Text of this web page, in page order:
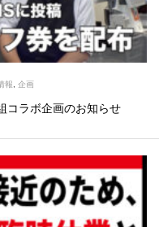
報, 企画
コラボ企画のお知らせ